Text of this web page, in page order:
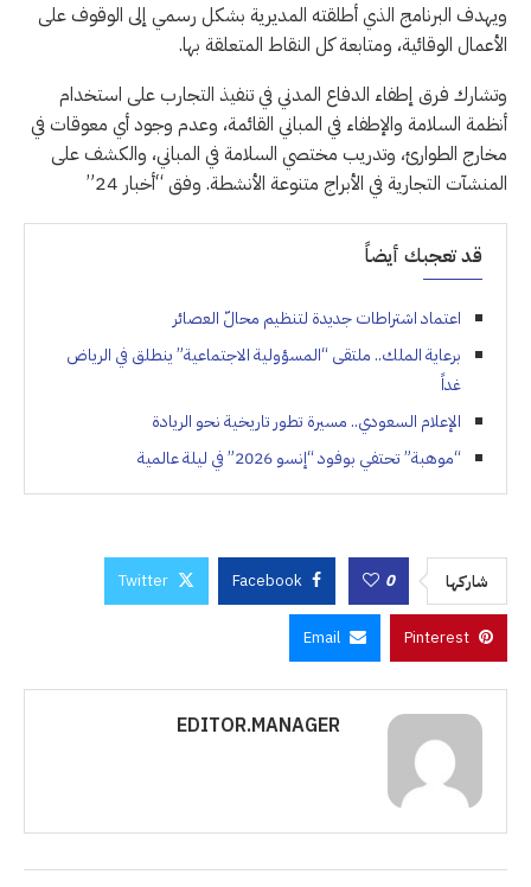
ويهدف البرنامج الذي أطلقته المديرية بشكل رسمي إلى الوقوف على
الأعمال الوقائية، ومتابعة كل النقاط المتعلقة بها.
وتشارك فرق إطفاء الدفاع المدني في تنفيذ التجارب على استخدام
أنظمة السلامة والإطفاء في المباني القائمة، وعدم وجود أي معوقات في
مخارج الطوارئ، وتدريب مختصي السلامة في المباني، والكشف على
المنشآت التجارية في الأبراج متنوعة الأنشطة. وفق “أخبار 24”
قد تعجبك أيضاً
اعتماد اشتراطات جديدة لتنظيم محالّ العصائر
برعاية الملك.. ملتقى “المسؤولية الاجتماعية” ينطلق في الرياض
غداً
الإعلام السعودي.. مسيرة تطور تاريخية نحو الريادة
“موهبة” تحتفي بوفود “إنسو 2026” في ليلة عالمية
شاركها 0
Facebook
Twitter
Pinterest
Email
EDITOR.MANAGER